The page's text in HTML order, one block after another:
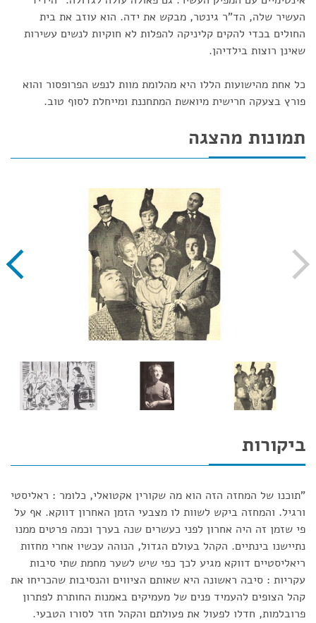
העשיר שלה, הד"ר גינטר, מבקש את ידה. הוא עוזב את בית
החולים בכדי להקים קליניקה להפלות לא חוקיות לנשים עשירות
שאינן רוצות בילדיהן.
כל אחת מהישועות הללו היא מהלומת מוות לנפש הפרופסור והוא
פורץ בצעקה חרישית מיואשת המתחננת ומייחלת לסוף טוב.
תמונות מהצגה
ביקורות
"תוכנו של המחזה הזה הוא מה שקורין אקטואלי, כלומר : ראליסטי
ורגיל. והמחזה ביקש לשוות לו מצבעי הזמן האחרון דווקא. אף על
פי שזמן זה היה אחרון לפני כעשרים שנה בערך וכמה פרטים ממנו
נתיישנו בינתיים. הקהל בעולם הגדול, הנוהה עכשיו אחרי מחזות
ריאליסטיים דווקא מגיע לכך כפי שיש לשער מחמת שתי סיבות
עקריות : סיבה ראשונה היא שאותם הציווים והנסיבות שהכריחו את
קהל הצופים להעמיד פנים של מעמיקים באמנות החותרת לפתרון
פרובלמות, חדלו לפעול את פעולתם והקהל חזר לסורו הטבעי.